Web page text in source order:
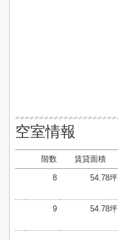
空室情報
階数 賃貸面積
8 54.78坪
9 54.78坪